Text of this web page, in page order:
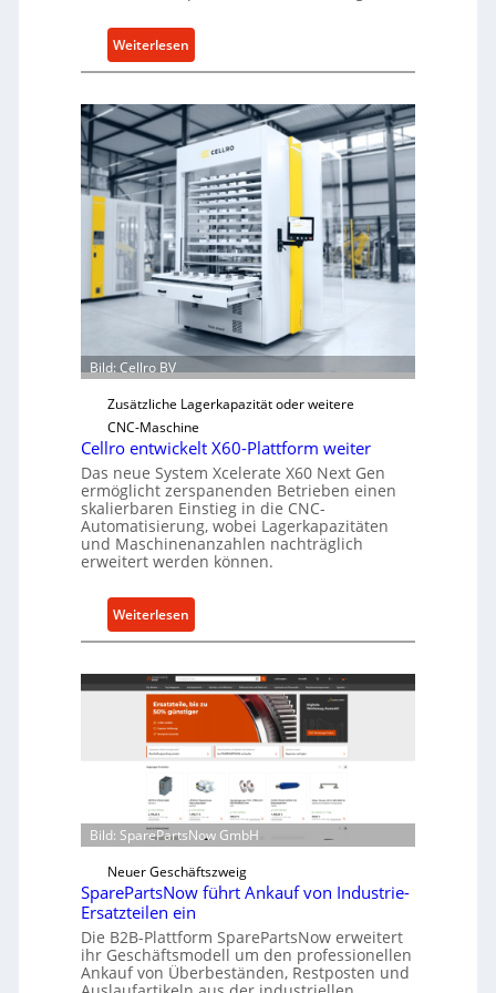
Weiterlesen:
M
c
h
n
c
h
e
r
Ü
b
s
t
s
c
u
t
z
f
ü
r
i
n
i
r
k
t
A
n
Bild: Cellro BV
Zusätzliche Lagerkapazität oder weitere
CNC-Maschine
Cellro entwickelt X60-Plattform weiter
Das neue System Xcelerate X60 Next Gen
ermöglicht zerspanenden Betrieben einen
skalierbaren Einstieg in die CNC-
Automatisierung, wobei Lagerkapazitäten
und Maschinenanzahlen nachträglich
erweitert werden können.
Weiterlesen:
C
l
l
n
t
w
i
c
k
e
l
t
Bild: SparePartsNow GmbH
Neuer Geschäftszweig
SparePartsNow führt Ankauf von Industrie-
Ersatzteilen ein
Die B2B-Plattform SparePartsNow erweitert
ihr Geschäftsmodell um den professionellen
Ankauf von Überbeständen, Restposten und